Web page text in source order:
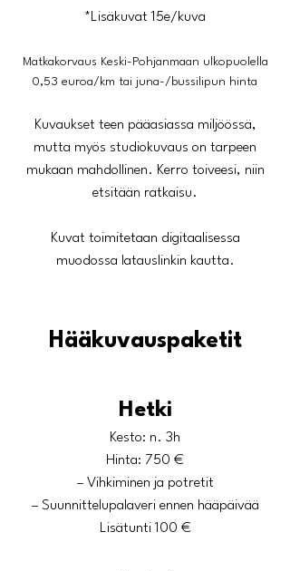
*Lisäkuvat 15e/kuva
Matkakorvaus Keski-Pohjanmaan ulkopuolella
0,53 euroa/km tai juna-/bussilipun hinta
Kuvaukset teen pääasiassa miljöössä,
mutta myös studiokuvaus on tarpeen
mukaan mahdollinen. Kerro toiveesi, niin
etsitään ratkaisu.
Kuvat toimitetaan digitaalisessa
muodossa latauslinkin kautta.
Hääkuvauspaketit
Hetki
Kesto: n. 3h
Hinta: 750 €
– Vihkiminen ja potretit
– Suunnittelupalaveri ennen hääpäivää
Lisätunti 100 €